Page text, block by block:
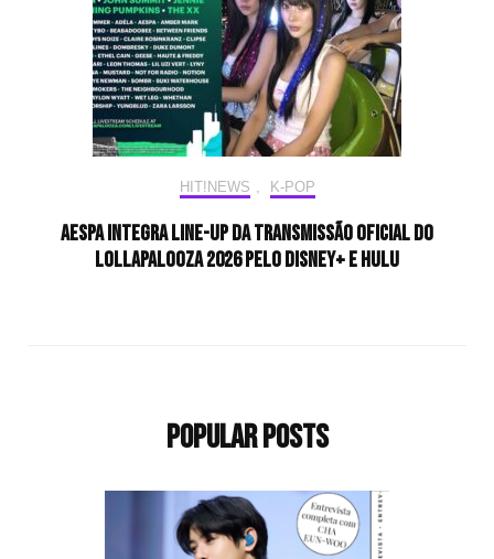
HIT!NEWS , K-POP
aespa integra line-up da transmissão oficial do
Lollapalooza 2026 pelo Disney+ e Hulu
Popular Posts